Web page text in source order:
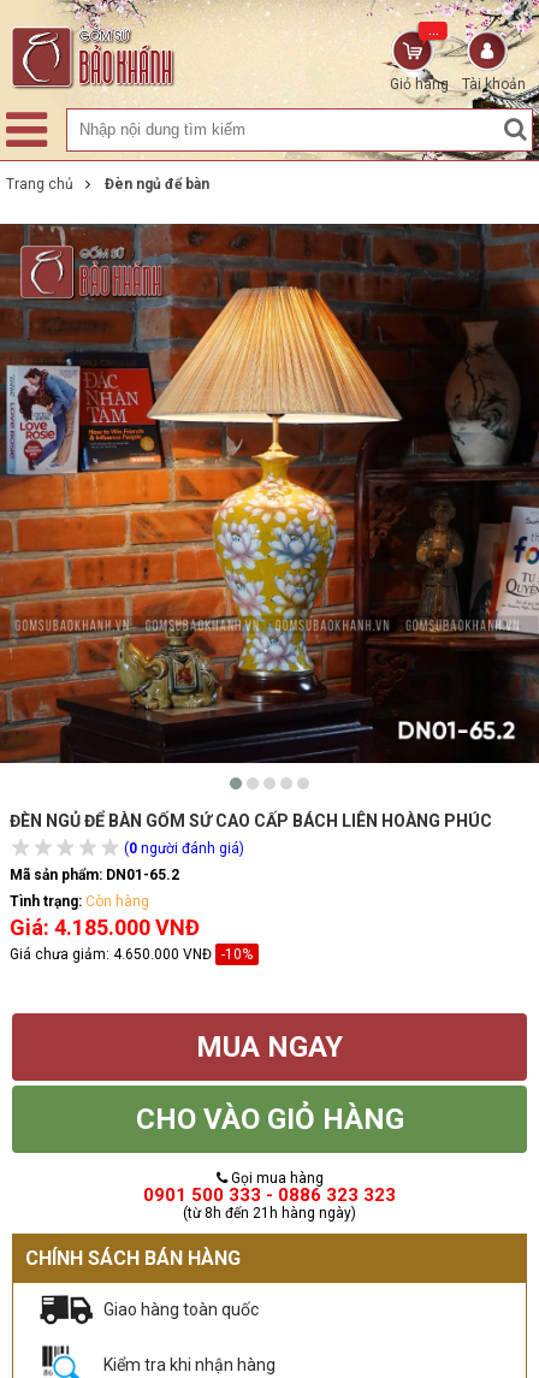
Tài khoản
Giỏ hàng
...
Trang chủ Đèn ngủ để bàn
ĐÈN NGỦ ĐỂ BÀN GỐM SỨ CAO CẤP BÁCH LIÊN HOÀNG PHÚC
(0 người đánh giá)
Mã sản phẩm: DN01-65.2
Tình trạng: Còn hàng
Giá: 4.185.000 VNĐ
Giá chưa giảm: 4.650.000 VNĐ -10%
MUA NGAY
CHO VÀO GIỎ HÀNG
Gọi mua hàng
0901 500 333 - 0886 323 323
(từ 8h đến 21h hàng ngày)
CHÍNH SÁCH BÁN HÀNG
Giao hàng toàn quốc
Kiểm tra khi nhận hàng